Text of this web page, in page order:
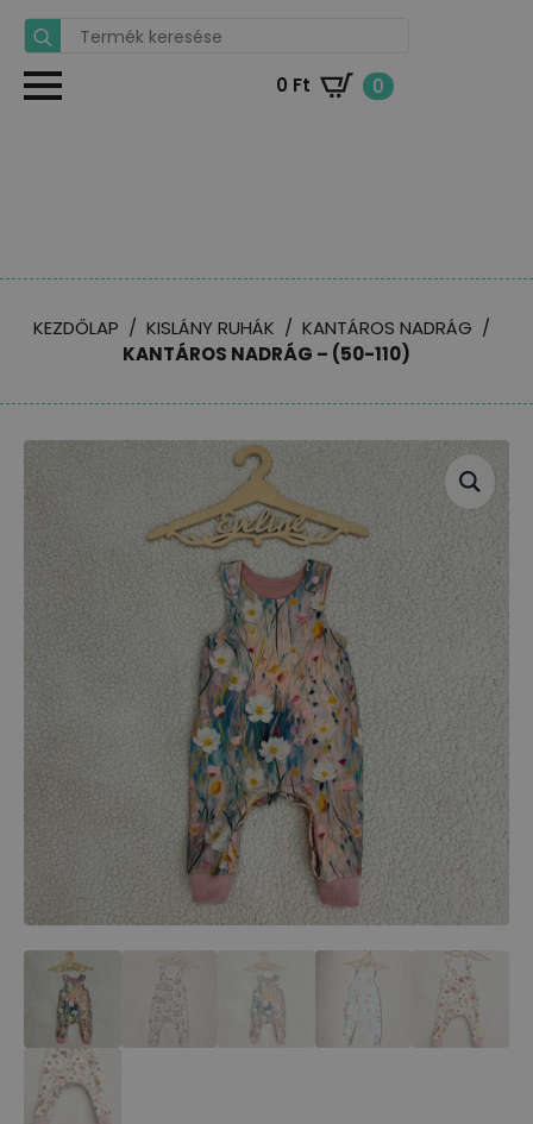
Search
for:
0 Ft 0
KEZDŐLAP KISLÁNY RUHÁK
KANTÁROS NADRÁG
KANTÁROS NADRÁG – (50-110)